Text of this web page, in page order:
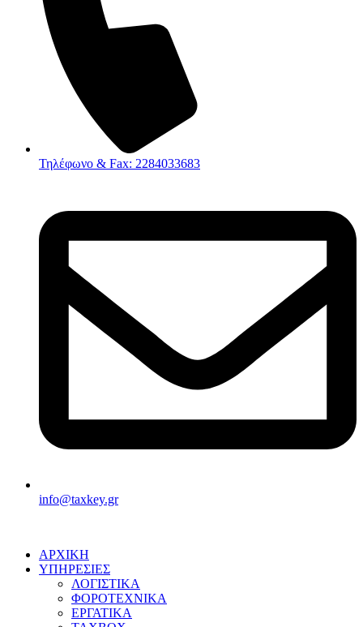
Τηλέφωνο & Fax: 2284033683
info@taxkey.gr
ΑΡΧΙΚΗ
ΥΠΗΡΕΣΙΕΣ
ΛΟΓΙΣΤΙΚΑ
ΦΟΡΟΤΕΧΝΙΚΑ
ΕΡΓΑΤΙΚΑ